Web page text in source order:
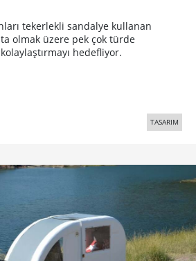
tekerlekli sandalye kullanan
olmak üzere pek çok türde
kolaylaştırmayı hedefliyor.
TASARIM